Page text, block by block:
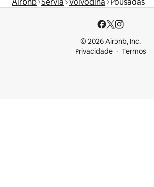
© 2026 Airbnb, Inc.
Privacidade
Termos